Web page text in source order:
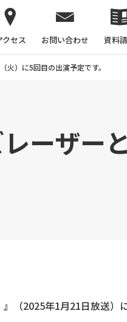
クセス お問い合わせ 資料
）に5回目の出演予定です。
ーザー
（2025年1月21日放送）